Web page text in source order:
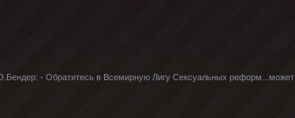
О.Бендер: - Обратитесь в Всемирную Лигу Сексуальных реформ...может